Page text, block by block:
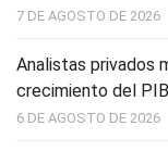
7 DE AGOSTO DE 2026
Analistas privados
crecimiento del
6 DE AGOSTO DE 2026